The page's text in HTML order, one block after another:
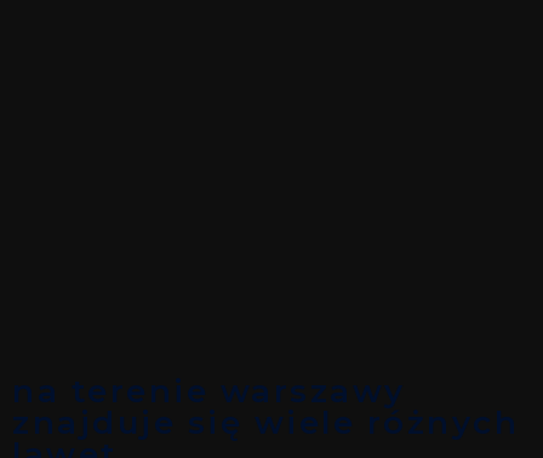
na terenie warszawy
znajduje się wiele różnych